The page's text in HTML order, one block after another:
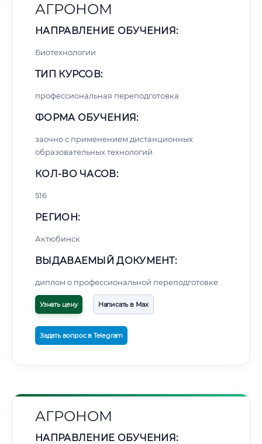
АГРОНОМ
НАПРАВЛЕНИЕ ОБУЧЕНИЯ:
Биотехнологии
ТИП КУРСОВ:
профессиональная переподготовка
ФОРМА ОБУЧЕНИЯ:
заочно с применением дистанционных
образовательных технологий
КОЛ-ВО ЧАСОВ:
516
РЕГИОН:
Актюбинск
ВЫДАВАЕМЫЙ ДОКУМЕНТ:
диплом о профессиональной переподготовке
Узнать цену Написать в Max
Задать вопрос в Telegram
АГРОНОМ
НАПРАВЛЕНИЕ ОБУЧЕНИЯ: